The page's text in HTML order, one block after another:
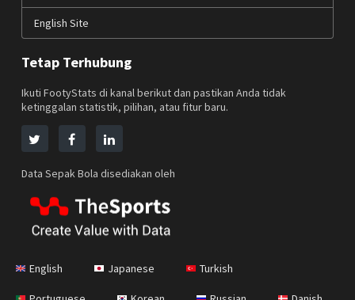
English Site
Tetap Terhubung
Ikuti FootyStats di kanal berikut dan pastikan Anda tidak
ketinggalan statistik, pilihan, atau fitur baru.
Data Sepak Bola disediakan oleh
English Japanese Turkish